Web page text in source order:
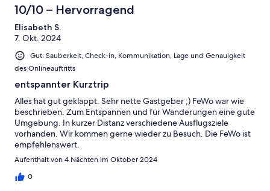
10/10 – Hervorragend
Elisabeth S.
7. Okt. 2024
Gut: Sauberkeit, Check-in, Kommunikation, Lage und Genauigkeit
des Onlineauftritts
entspannter Kurztrip
Alles hat gut geklappt. Sehr nette Gastgeber ;) FeWo war wie
beschrieben. Zum Entspannen und für Wanderungen eine gute
Umgebung. In kurzer Distanz verschiedene Ausflugsziele
vorhanden. Wir kommen gerne wieder zu Besuch. Die FeWo ist
empfehlenswert.
Aufenthalt von 4 Nächten im Oktober 2024
0